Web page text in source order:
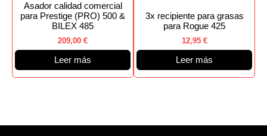
Asador calidad comercial
para Prestige (PRO) 500 &
BILEX 485
209,00 €
Leer más
3x recipiente para grasas
para Rogue 425
12,95 €
Leer más